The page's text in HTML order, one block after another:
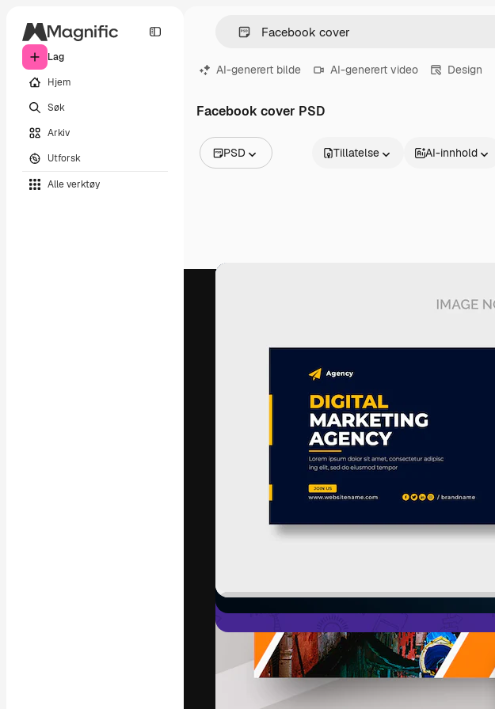
Lag
Hjem
Søk
Arkiv
Utforsk
Alle verktøy
AI-generert bilde AI-generert video Design
Facebook cover PSD
PSD
Videoer
Tillatelse AI-innhold
Den kreative plattformen for å lede ditt
beste arbeid. Mer enn 1 million abonnenter
blant kreative, selskaper, byråer og studioer.
Norsk bokmål
Copyright © 2010- 2026Freepik Company S.L.U.